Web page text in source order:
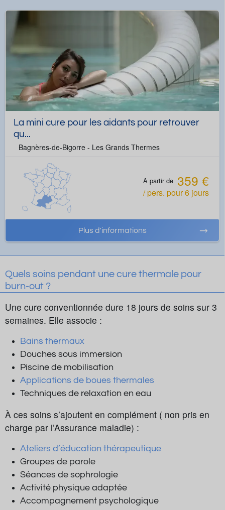
La mini cure pour les aidants pour retrouver
qu...
Bagnères-de-Bigorre - Les Grands Thermes
A partir de 359 €
/ pers. pour6 jours
Plus d'informations
Quels soins pendant une cure thermale pour
burn-out ?
Une cure conventionnée dure 18 jours de soins sur 3
semaines. Elle associe :
Bains thermaux
Douches sous immersion
Piscine de mobilisation
Applications de boues thermales
Techniques de relaxation en eau
À ces soins s’ajoutent en complément ( non pris en
charge par l’Assurance maladie) :
Ateliers d’éducation thérapeutique
Groupes de parole
Séances de sophrologie
Activité physique adaptée
Accompagnement psychologique